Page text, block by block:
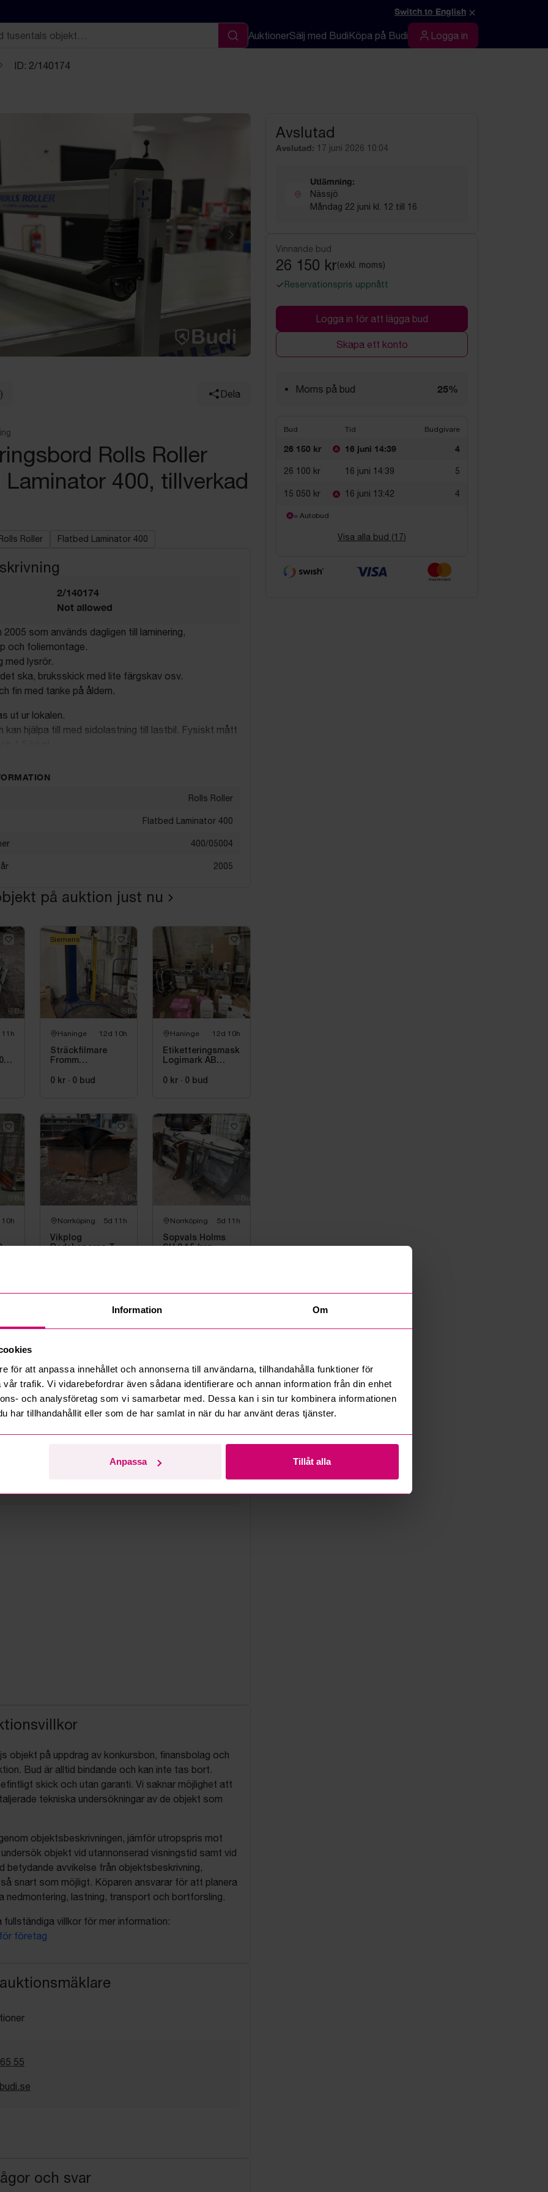
Information Om
för att anpassa innehållet och annonserna till användarna, tillhandahålla funktioner för
trafik. Vi vidarebefordrar även sådana identifierare och annan information från din enhet
och analysföretag som vi samarbetar med. Dessa kan i sin tur kombinera informationen
har tillhandahållit eller som de har samlat in när du har använt deras tjänster.
Anpassa Tillåt alla
Switch to English ×
Sök
AuktionerSälj med BudiKöpa på Budi Logga in
Logga in
ID: 2/140174
Nästa
Dela
Rolls Roller
Laminator 400, tillverkad
Roller Flatbed Laminator 400
2/140174
Not allowed
som används dagligen till laminering,
och foliemontage.
med lysrör.
ska, bruksskick med lite färgskav osv.
fin med tanke på åldern.
ut ur lokalen.
kan hjälpa till med sidolastning till lastbil. Fysiskt mått
Rolls Roller
Flatbed Laminator 400
400/05004
2005
på auktion just nu
11h Haninge 12d 10h
Sträckfilmare
Fromm
Leasing Siemens
0 kr · 0 bud
Siemens
Haninge 12d 10h
Etiketteringsmaskin
Logimark AB
0 kr · 0 bud
10h Norrköping 5d 11h
Vikplog
Redskaparna TP
Norrköping 5d 11h
Sopvals Holms
SU 2,15 (rep-
10:04
kl. 12 till 16
objekt på uppdrag av konkursbon, finansbolag och
Bud är alltid bindande och kan inte tas bort.
skick och utan garanti. Vi saknar möjlighet att
tekniska undersökningar av de objekt som
objektsbeskrivningen, jämför utropspris mot
undersök objekt vid utannonserad visningstid samt vid
betydande avvikelse från objektsbeskrivning,
snart som möjligt. Köparen ansvarar för att planera
nedmontering, lastning, transport och bortforsling.
fullständiga villkor för mer information:
företag
55
och svar
Avslutad
Avslutad: 17 juni 2026 10:04
Utlämning:
Nässjö
Måndag 22 juni kl. 12 till 16
Vinnande bud
26 150 kr(exkl. moms)
Reservationspris uppnått
Logga in för att lägga bud
Skapa ett konto
Moms på bud 25%
Bud Tid Budgivare
26 150 kr 16 juni 14:39 4
26 100 kr 16 juni 14:39 5
15 050 kr 16 juni 13:42 4
= Autobud
Visa alla bud (17)